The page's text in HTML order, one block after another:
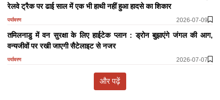
रेलवे ट्रैक पर ढाई साल में एक भी हाथी नहीं हुआ हादसे का शिकार
पर्यावरण 2026-07-09
तमिलनाडु में वन सुरक्षा के लिए हाईटेक प्लान : ड्रोन बुझाएंगे जंगल की आग,
वन्यजीवों पर रखी जाएगी सैटेलाइट से नजर
पर्यावरण 2026-07-07
और पढ़ें